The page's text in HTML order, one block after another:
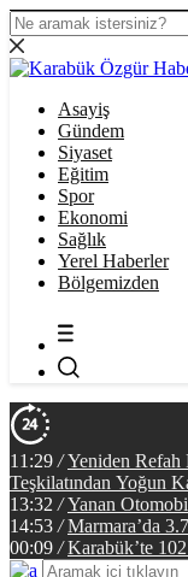
Asayiş
Gündem
Siyaset
Eğitim
Spor
Ekonomi
Sağlık
Yerel Haberler
Bölgemizden
11:29 / Yeniden Refah
Teşkilatından Yoğun
13:32 / Yanan
14:53 / Marmara’da
00:09 / Karabük’te